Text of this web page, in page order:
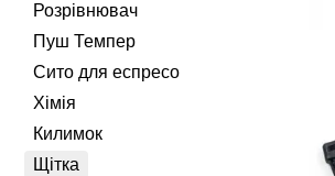
Розрівнювач
Пуш Темпер
Сито для еспресо
Хімія
Килимок
Щітка